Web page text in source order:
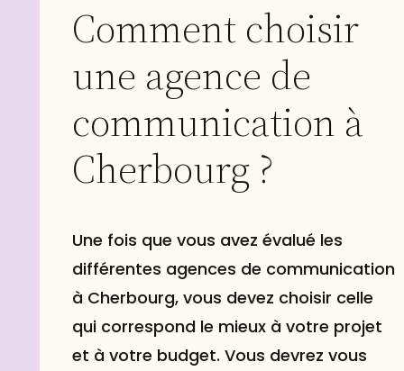
Comment choisir
une agence de
communication à
Cherbourg ?
Une fois que vous avez évalué les
différentes agences de communication
à Cherbourg, vous devez choisir celle
qui correspond le mieux à votre projet
et à votre budget. Vous devrez vous